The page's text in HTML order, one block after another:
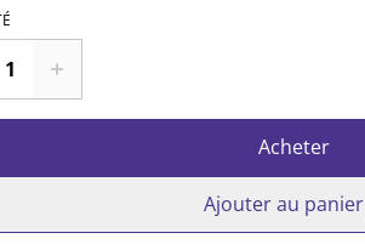
Acheter
Ajouter au panier